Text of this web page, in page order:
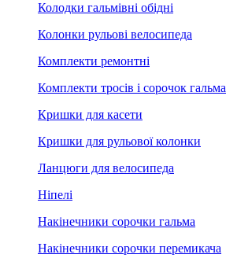
Колодки гальмівні обідні
Колонки рульові велосипеда
Комплекти ремонтні
Комплекти тросів і сорочок гальма
Кришки для касети
Кришки для рульової колонки
Ланцюги для велосипеда
Ніпелі
Накінечники сорочки гальма
Накінечники сорочки перемикача